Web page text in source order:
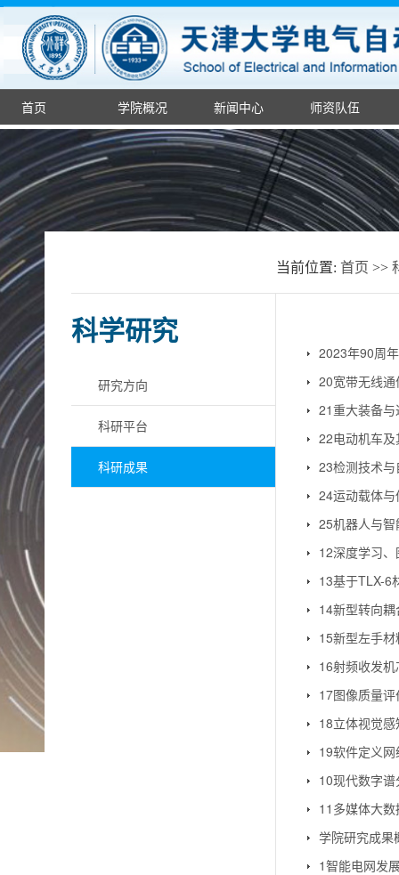
首页 学院概况 新闻中心 师资队伍
当前位置: 首页 >>
科学研究
研究方向
科研平台
科研成果
2023年90周
20宽带无线
21重大装备
22电动机车
23检测技术
24运动载体
25机器人与智
12深度学习
13基于TLX-6
14新型转向
15新型左手
16射频收发
17图像质量
18立体视觉
19软件定义
10现代数字
11多媒体大
学院研究成果
1智能电网发